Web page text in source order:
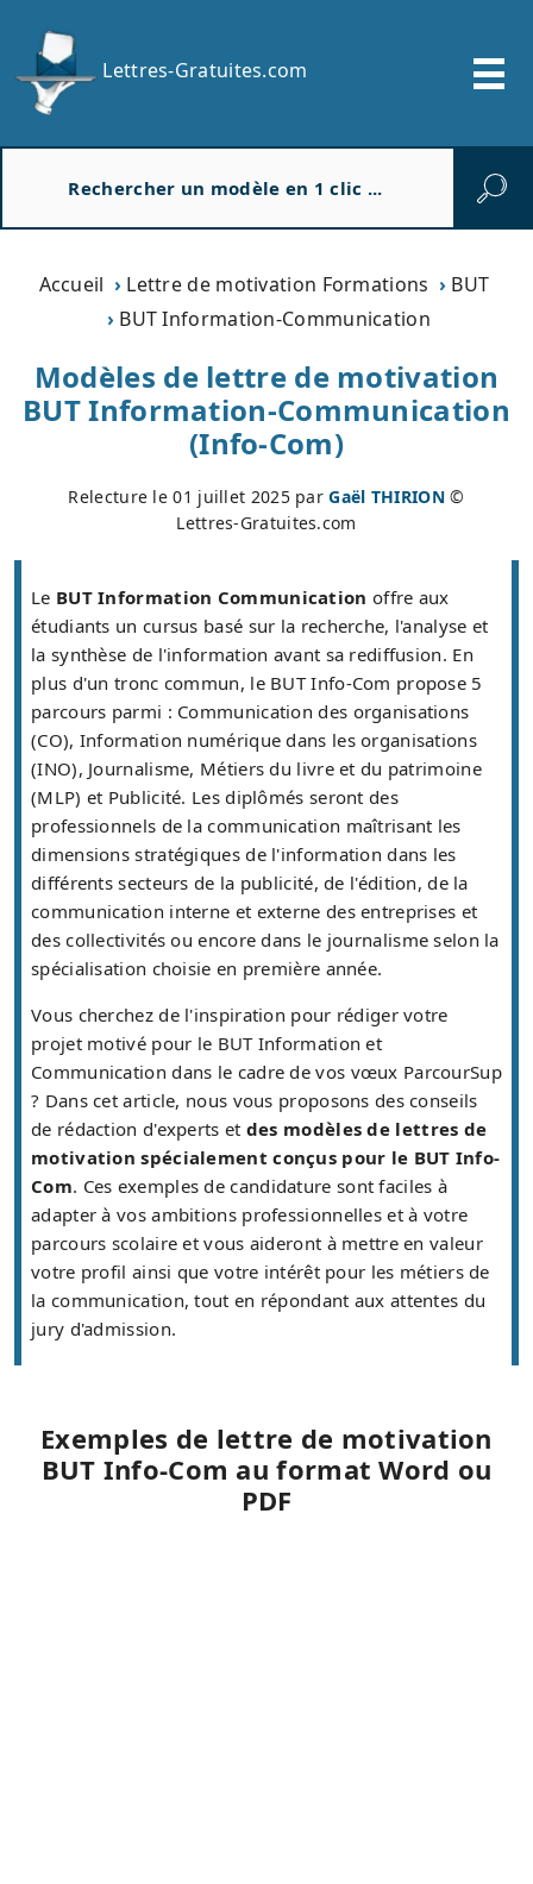
Lettres-Gratuites.com
Accueil Lettre de motivation Formations
BUT
BUT Information-Communication
Modèles de lettre de motivation
BUT Information-Communication
(Info-Com)
Relecture le01 juillet 2025parGaël THIRION©
Lettres-Gratuites.com
Le BUT Information Communication offre aux
étudiants un cursus basé sur la recherche, l'analyse et
la synthèse de l'information avant sa rediffusion. En
plus d'un tronc commun, le BUT Info-Com propose 5
parcours parmi : Communication des organisations
(CO), Information numérique dans les organisations
(INO), Journalisme, Métiers du livre et du patrimoine
(MLP) et Publicité. Les diplômés seront des
professionnels de la communication maîtrisant les
dimensions stratégiques de l'information dans les
différents secteurs de la publicité, de l'édition, de la
communication interne et externe des entreprises et
des collectivités ou encore dans le journalisme selon la
spécialisation choisie en première année.
Vous cherchez de l'inspiration pour rédiger votre
projet motivé pour le BUT Information et
Communication dans le cadre de vos vœux ParcourSup
? Dans cet article, nous vous proposons des conseils
de rédaction d'experts et des modèles de lettres de
motivation spécialement conçus pour le BUT Info-
Com. Ces exemples de candidature sont faciles à
adapter à vos ambitions professionnelles et à votre
parcours scolaire et vous aideront à mettre en valeur
votre profil ainsi que votre intérêt pour les métiers de
la communication, tout en répondant aux attentes du
jury d'admission.
Exemples de lettre de motivation
BUT Info-Com au format Word ou
PDF